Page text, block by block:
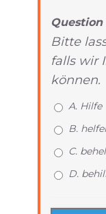
Question
Bitte
falls wir
können.
A. Hilfe
B.
C.
D.